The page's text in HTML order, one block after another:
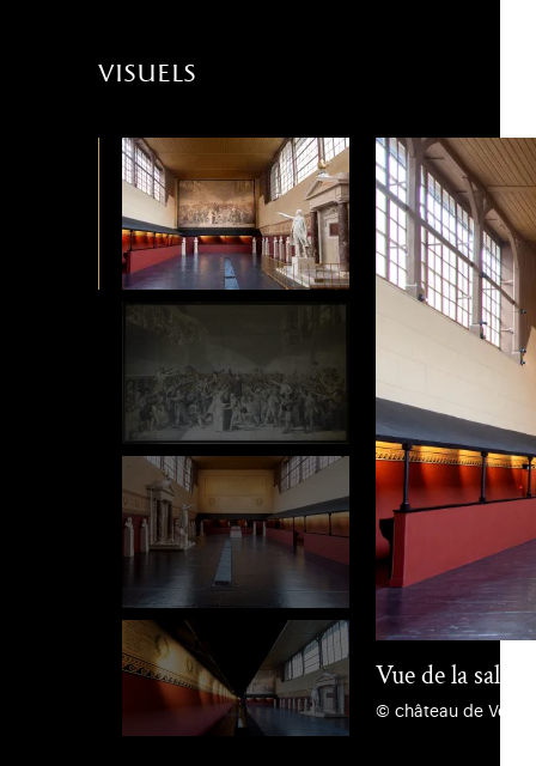
visuels
Vue de la salle
© château de